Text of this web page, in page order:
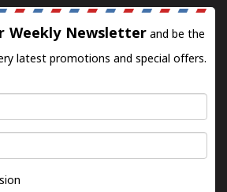
Weekly Newsletter and be the
latest promotions and special offers.